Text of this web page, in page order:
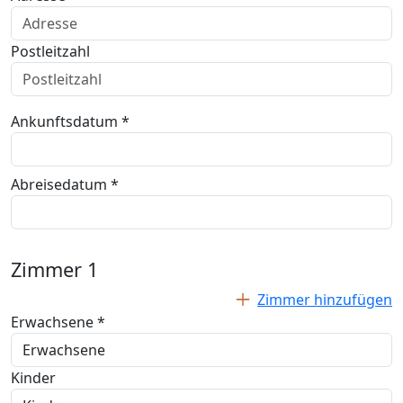
Postleitzahl
Ankunftsdatum *
Abreisedatum *
Zimmer 1
Zimmer hinzufügen
Erwachsene *
Kinder